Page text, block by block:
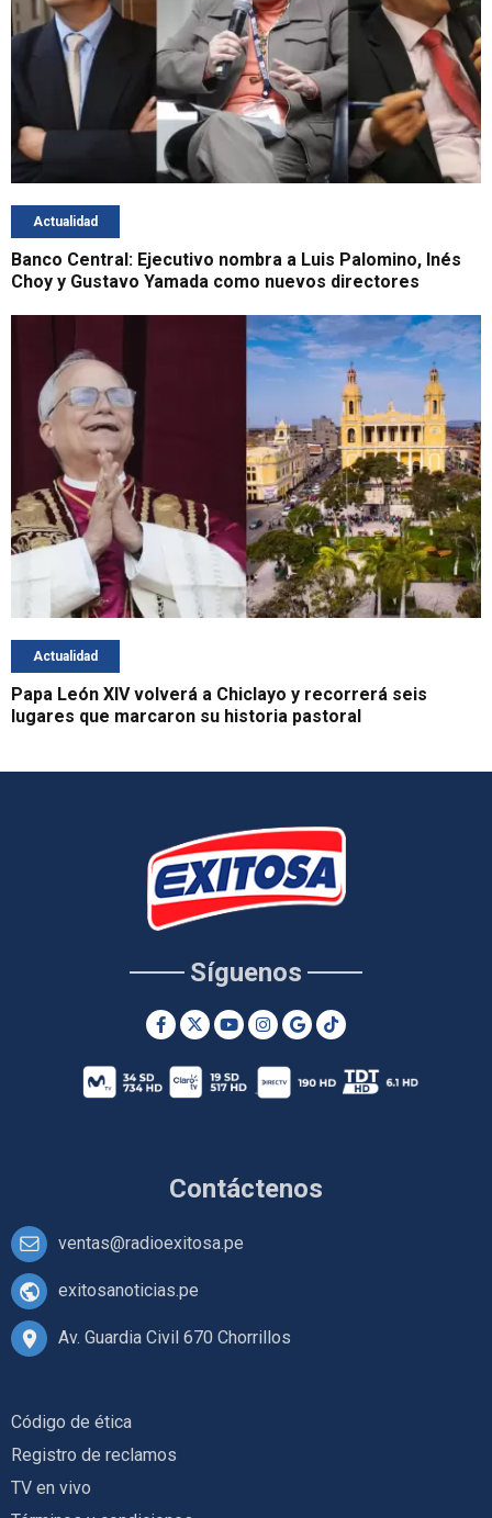
Actualidad
Banco Central: Ejecutivo nombra a Luis Palomino, Inés
Choy y Gustavo Yamada como nuevos directores
Actualidad
Papa León XIV volverá a Chiclayo y recorrerá seis
lugares que marcaron su historia pastoral
Contáctenos
ventas@radioexitosa.pe
exitosanoticias.pe
Av. Guardia Civil 670 Chorrillos
Síguenos
Código de ética
Registro de reclamos
TV en vivo